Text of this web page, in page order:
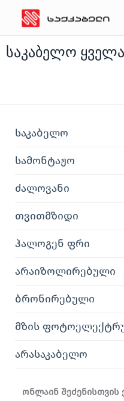
content
საკაბელო ყველა
საკაბელო
სამონტაჟო
ძალოვანი
თვითმზიდი
ჰალოგენ ფრი
არაიზოლირებული
ბრონირებული
მზის
არასაკაბელო
ონლაინ შეძენისთვის